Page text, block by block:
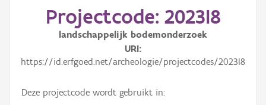
Projectcode: 2023I8
landschappelijk bodemonderzoek
URI
https://id.erfgoed.net/archeologie/projectcodes/2023I8
Deze projectcode wordt gebruikt in: